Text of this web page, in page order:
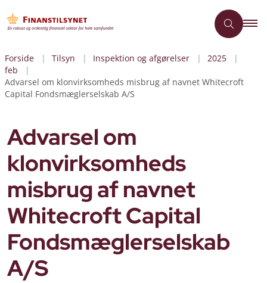
Forside Tilsyn Inspektion og afgørelser
2025
feb
Advarsel om klonvirksomheds misbrug af navnet Whitecroft
Capital Fondsmæglerselskab A/S
Advarsel om
klonvirksomheds
misbrug af navnet
Whitecroft Capital
Fondsmæglerselskab
A/S